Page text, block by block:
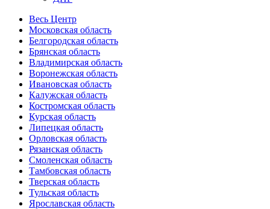
Весь Центр
Московская область
Белгородская область
Брянская область
Владимирская область
Воронежская область
Ивановская область
Калужская область
Костромская область
Курская область
Липецкая область
Орловская область
Рязанская область
Смоленская область
Тамбовская область
Тверская область
Тульская область
Ярославская область